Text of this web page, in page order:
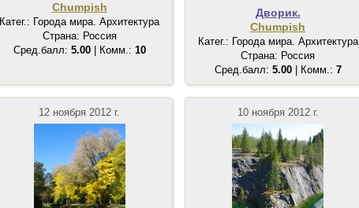
Chumpish
Катег.: Города мира. Архитектура
Страна: Россия
Сред.балл: 5.00| Комм.: 10
Дворик.
Chumpish
Катег.: Города мира. Архитектура
Страна: Россия
Сред.балл: 5.00| Комм.: 7
12 ноября 2012 г. 10 ноября 2012 г.